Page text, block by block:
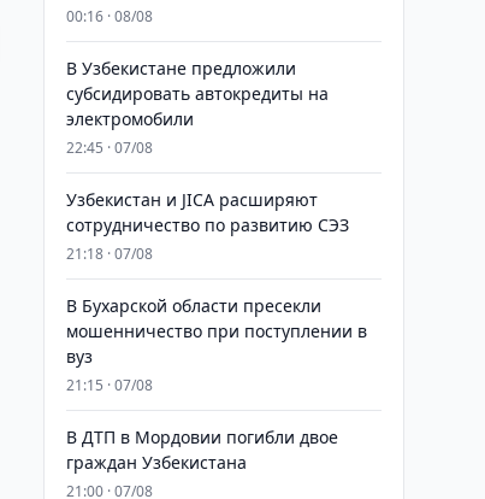
00:16 · 08/08
В Узбекистане предложили
субсидировать автокредиты на
электромобили
22:45 · 07/08
Узбекистан и JICA расширяют
сотрудничество по развитию СЭЗ
21:18 · 07/08
В Бухарской области пресекли
мошенничество при поступлении в
вуз
21:15 · 07/08
В ДТП в Мордовии погибли двое
граждан Узбекистана
21:00 · 07/08